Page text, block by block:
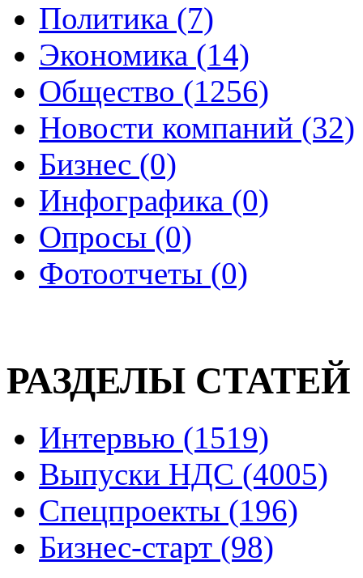
Политика (7)
Экономика (14)
Общество (1256)
Новости компаний (32)
Бизнес (0)
Инфографика (0)
Опросы (0)
Фотоотчеты (0)
РАЗДЕЛЫ СТАТЕЙ
Интервью (1519)
Выпуски НДС (4005)
Спецпроекты (196)
Бизнес-старт (98)